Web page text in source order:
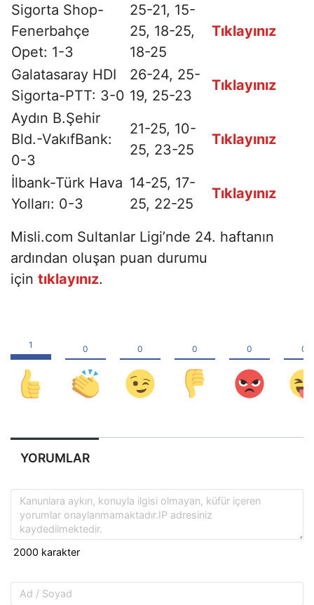
Sigorta Shop-
Fenerbahçe
Opet: 1-3
25-21, 15-
25, 18-25,
18-25
Tıklayınız
Galatasaray HDI
Sigorta-PTT: 3-0
26-24, 25-
19, 25-23
Tıklayınız
Aydın B.Şehir
Bld.-VakıfBank:
0-3
21-25, 10-
25, 23-25
Tıklayınız
İlbank-Türk Hava
Yolları: 0-3
14-25, 17-
25, 22-25
Tıklayınız
Misli.com Sultanlar Ligi’nde 24. haftanın
ardından oluşan puan durumu
için tıklayınız.
YORUMLAR